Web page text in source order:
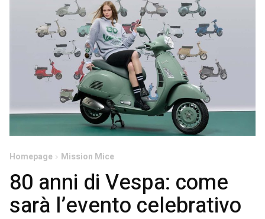
Homepage Mission Mice
80 anni di Vespa: come
sarà l’evento celebrativo